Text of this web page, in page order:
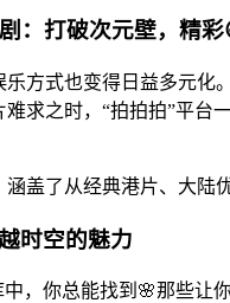
：打破次元壁，精彩
方式也变得日益多元化
求之时，“拍拍拍”平台
涵盖了从经典港片、大陆
时空的魅力
中，你总能找到🌸那些让